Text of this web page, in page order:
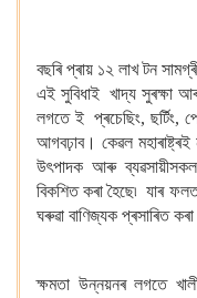
বছৰি প্ৰায় ১২ লাখ টন
এই সুবিধাই খাদ্য সুৰক্ষা আৰু
লগতে ই প্ৰচেছিং, ​​ছৰ্টিং,
আগবঢ়াব। কেৱল
উৎপাদক আৰু
বিকশিত কৰা হৈছে৷ যাৰ
ঘৰুৱা বাণিজ্যক প্ৰসাৰিত
ক্ষমতা উন্নয়নৰ লগতে